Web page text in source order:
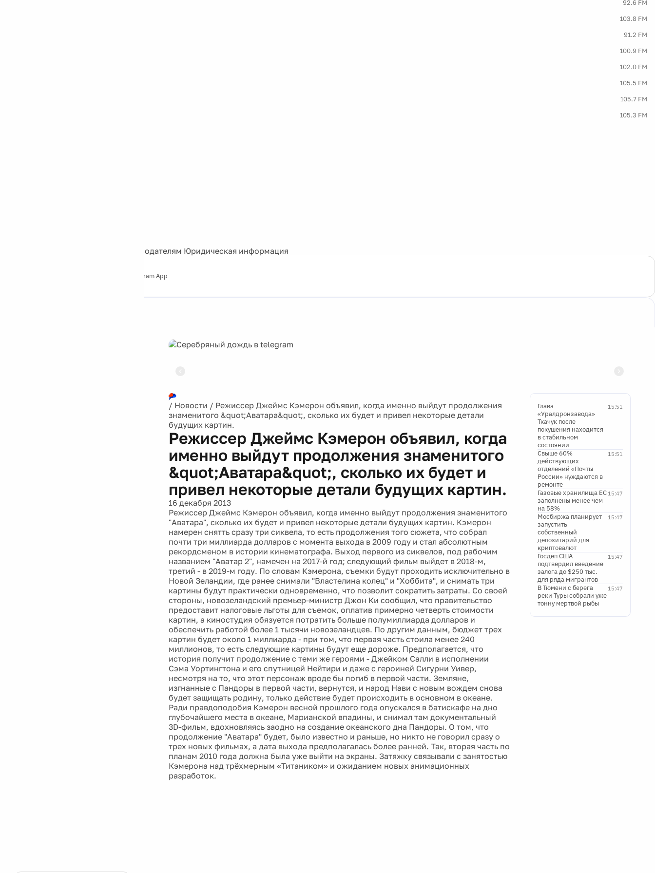
92.6 FM
103.8 FM
91.2 FM
100.9 FM
102.0 FM
105.5 FM
105.7 FM
105.3 FM
Рекламодателям Юридическая информация
Telegram App
/ Новости / Режиссер Джеймс Кэмерон объявил, когда именно выйдут продолжения
знаменитого &quot;Аватара&quot;, сколько их будет и привел некоторые детали
будущих картин.
Режиссер Джеймс Кэмерон объявил, когда
именно выйдут продолжения знаменитого
&quot;Аватара&quot;, сколько их будет и
привел некоторые детали будущих картин.
16 декабря 2013
Режиссер Джеймс Кэмерон объявил, когда именно выйдут продолжения знаменитого
"Аватара", сколько их будет и привел некоторые детали будущих картин. Кэмерон
намерен снятть сразу три сиквела, то есть продолжения того сюжета, что собрал
почти три миллиарда долларов с момента выхода в 2009 году и стал абсолютным
рекордсменом в истории кинематографа. Выход первого из сиквелов, под рабочим
названием "Аватар 2", намечен на 2017-й год; следующий фильм выйдет в 2018-м,
третий - в 2019-м году. По словам Кэмерона, съемки будут проходить исключительно в
Новой Зеландии, где ранее снимали "Властелина колец" и "Хоббита", и снимать три
картины будут практически одновременно, что позволит сократить затраты. Со своей
стороны, новозеландский премьер-министр Джон Ки сообщил, что правительство
предоставит налоговые льготы для съемок, оплатив примерно четверть стоимости
картин, а киностудия обязуется потратить больше полумиллиарда долларов и
обеспечить работой более 1 тысячи новозеландцев. По другим данным, бюджет трех
картин будет около 1 миллиарда - при том, что первая часть стоила менее 240
миллионов, то есть следующие картины будут еще дороже. Предполагается, что
история получит продолжение с теми же героями - Джейком Салли в исполнении
Сэма Уортингтона и его спутницей Нейтири и даже с героиней Сигурни Уивер,
несмотря на то, что этот персонаж вроде бы погиб в первой части. Земляне,
изгнанные с Пандоры в первой части, вернутся, и народ Нави с новым вождем снова
будет защищать родину, только действие будет происходить в основном в океане.
Ради правдоподобия Кэмерон весной прошлого года опускался в батискафе на дно
глубочайшего места в океане, Марианской впадины, и снимал там документальный
3D-фильм, вдохновляясь заодно на создание океанского дна Пандоры. О том, что
продолжение "Аватара" будет, было известно и раньше, но никто не говорил сразу о
трех новых фильмах, а дата выхода предполагалась более ранней. Так, вторая часть по
планам 2010 года должна была уже выйти на экраны. Затяжку связывали с занятостью
Кэмерона над трёхмерным «Титаником» и ожиданием новых анимационных
разработок.
15:51
Глава
«Уралдронзавода»
Ткачук после
покушения находится
в стабильном
состоянии
15:51
Свыше 60%
действующих
отделений «Почты
России» нуждаются в
ремонте
15:47
Газовые хранилища ЕС
заполнены менее чем
на 58%
15:47
Мосбиржа планирует
запустить
собственный
депозитарий для
криптовалют
15:47
Госдеп США
подтвердил введение
залога до $250 тыс.
для ряда мигрантов
15:47
В Тюмени с берега
реки Туры собрали уже
тонну мертвой рыбы